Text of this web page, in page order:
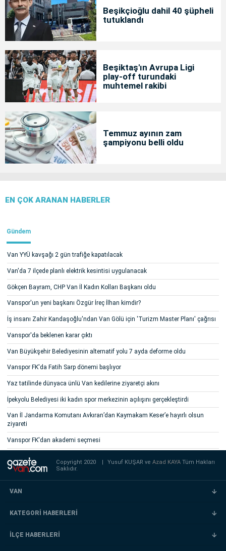
Beşikçioğlu dahil 40 şüpheli
tutuklandı
Beşiktaş'ın Avrupa Ligi
play-off turundaki
muhtemel rakibi
Temmuz ayının zam
şampiyonu belli oldu
EN ÇOK ARANAN HABERLER
Gündem
Van YYÜ kavşağı 2 gün trafiğe kapatılacak
Van'da 7 ilçede planlı elektrik kesintisi uygulanacak
Gökçen Bayram, CHP Van İl Kadın Kolları Başkanı oldu
Vanspor'un yeni başkanı Özgür İreç İlhan kimdir?
İş insanı Zahir Kandaşoğlu'ndan Van Gölü için 'Turizm Master Planı' çağrısı
Vanspor'da beklenen karar çıktı
Van Büyükşehir Belediyesinin alternatif yolu 7 ayda deforme oldu
Vanspor FK'da Fatih Sarp dönemi başlıyor
Yaz tatilinde dünyaca ünlü Van kedilerine ziyaretçi akını
İpekyolu Belediyesi iki kadın spor merkezinin açılışını gerçekleştirdi
Van İl Jandarma Komutanı Avkıran’dan Kaymakam Keser’e hayırlı olsun
ziyareti
Vanspor FK'dan akademi seçmesi
Copyright 2020 | Yusuf KUŞAR veAzad KAYATüm Hakları
Saklıdır.
VAN
KATEGORİ HABERLERİ
İLÇE HABERLERİ